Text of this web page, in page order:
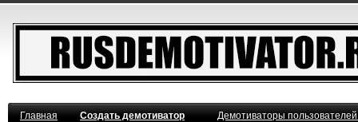
Главная Создать демотиватор Демотиваторы